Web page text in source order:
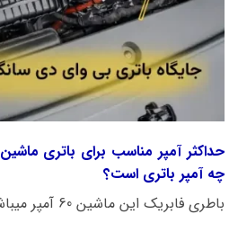
حداکثر آمپر مناسب برای باتری
چه آمپر باتری است؟
باطری فابریک این ماشین 60 آمپر میباشد.